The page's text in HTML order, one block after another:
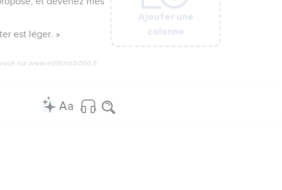
Ajouter une
colonne
est léger. »
sur www.editionsbiblio.fr
Ajouter une
colonne
Ajouter une
colonne
Ajouter une
colonne
Ajouter une
colonne